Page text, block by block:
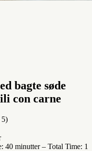
bagte søde
con carne
5)
40 minutter – Total Time: 1